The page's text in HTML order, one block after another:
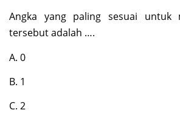
Angka yang paling sesuai untuk
tersebut adalah ….
A. 0
B. 1
C. 2